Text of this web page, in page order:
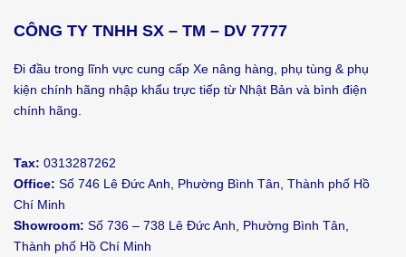
CÔNG TY TNHH SX – TM – DV 7777
Đi đầu trong lĩnh vực cung cấp Xe nâng hàng, phụ tùng & phụ
kiện chính hãng nhập khẩu trực tiếp từ Nhật Bản và bình điện
chính hãng.
Tax: 0313287262
Office: Số 746 Lê Đức Anh, Phường Bình Tân, Thành phố Hồ
Chí Minh
Showroom: Số 736 – 738 Lê Đức Anh, Phường Bình Tân,
Thành phố Hồ Chí Minh